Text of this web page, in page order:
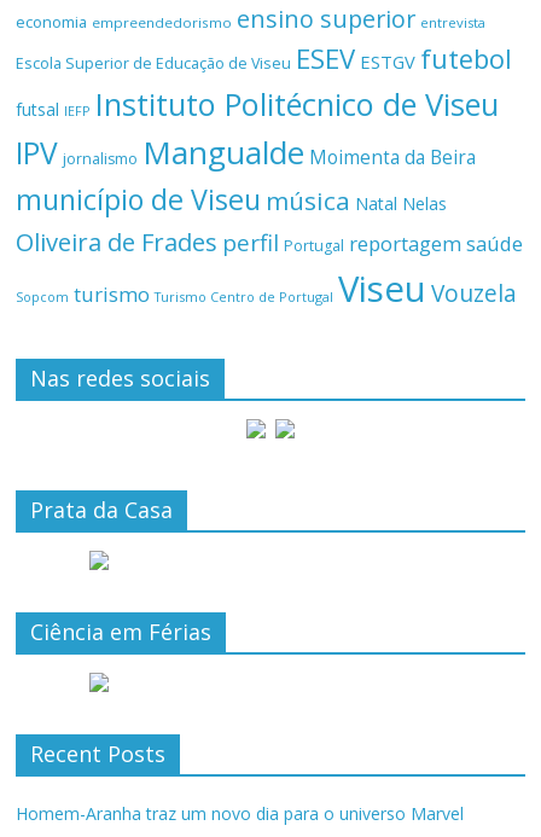
economia empreendedorismo ensino superior entrevista
Escola Superior de Educação de Viseu ESEV ESTGV futebol
futsal IEFP Instituto Politécnico de Viseu
IPV jornalismo Mangualde Moimenta da Beira
município de Viseu música Natal Nelas
Oliveira de Frades perfil Portugal reportagemsaúde
Sopcom turismo Turismo Centro de Portugal Viseu Vouzela
Nas redes sociais
Prata da Casa
Ciência em Férias
Recent Posts
Homem-Aranha traz um novo dia para o universo Marvel